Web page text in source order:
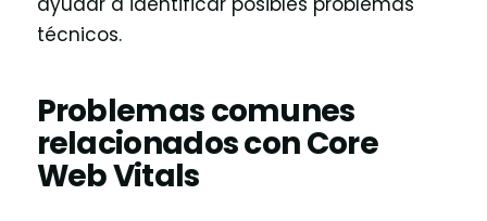
técnicos.
Problemas comunes
relacionados con Core
Web Vitals